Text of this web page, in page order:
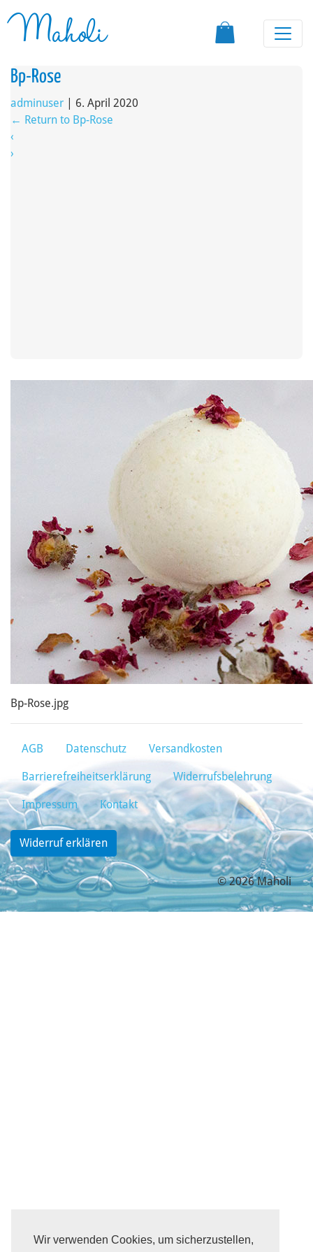
Wir verwenden Cookies, um sicherzustellen,
Maholi
Bp-Rose
adminuser
6. April 2020
← Return to Bp-Rose
‹
›
Bp-Rose.jpg
AGB Datenschutz Versandkosten
Barrierefreiheitserklärung Widerrufsbelehrung
Impressum Kontakt
Widerruf erklären
© 2026 Maholi